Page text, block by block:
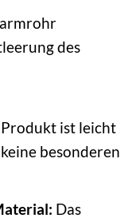
des
Produkt ist leicht
besonderen
Das